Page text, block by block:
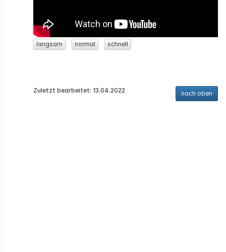
langsam normal schnell
nach oben
Zuletzt bearbeitet: 13.04.2022